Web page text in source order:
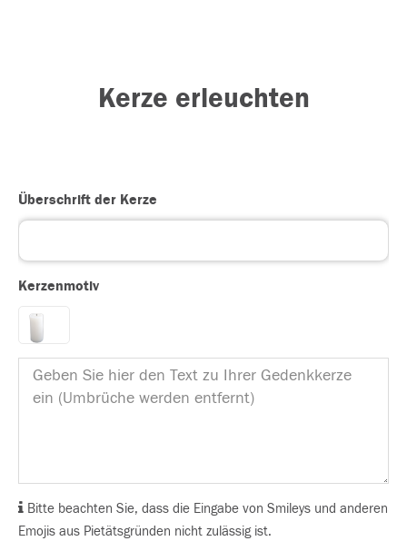
Kerze erleuchten
Überschrift der Kerze
Kerzenmotiv
Bitte beachten Sie, dass die Eingabe von Smileys und anderen
Emojis aus Pietätsgründen nicht zulässig ist.